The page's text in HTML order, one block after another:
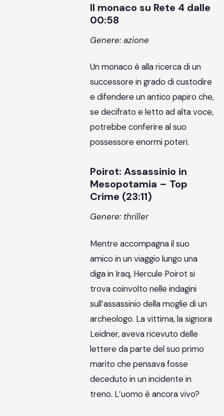
Il monaco su Rete 4 dalle
00:58
Genere: azione
Un monaco è alla ricerca di un
successore in grado di custodire
e difendere un antico papiro che,
se decifrato e letto ad alta voce,
potrebbe conferire al suo
possessore enormi poteri.
Poirot: Assassinio in
Mesopotamia – Top
Crime (23:11)
Genere: thriller
Mentre accompagna il suo
amico in un viaggio lungo una
diga in Iraq, Hercule Poirot si
trova coinvolto nelle indagini
sull’assassinio della moglie di un
archeologo. La vittima, la signora
Leidner, aveva ricevuto delle
lettere da parte del suo primo
marito che pensava fosse
deceduto in un incidente in
treno. L’uomo è ancora vivo?